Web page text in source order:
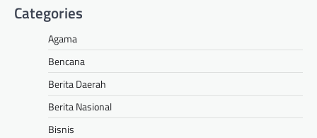
Categories
Agama
Bencana
Berita Daerah
Berita Nasional
Bisnis